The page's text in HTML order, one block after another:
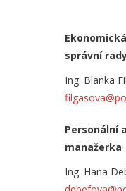
správní
Ing. Blanka
Personální
manažerka
Ing. Hana